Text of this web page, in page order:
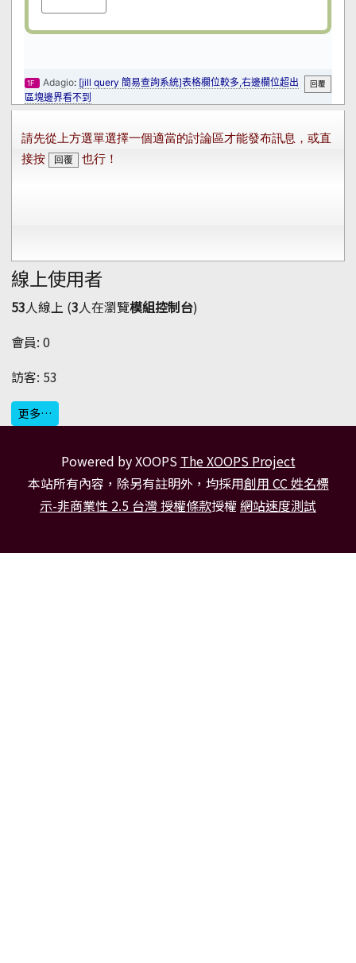
線上使用者
53人線上 (3人在瀏覽模組控制台)
會員: 0
訪客: 53
更多…
Powered by XOOPS The XOOPS Project
本站所有內容，除另有註明外，均採用創用 CC 姓名標
示-非商業性 2.5 台灣 授權條款授權網站速度測試